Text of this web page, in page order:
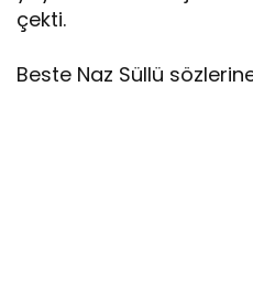
çekti.
Beste Naz Süllü